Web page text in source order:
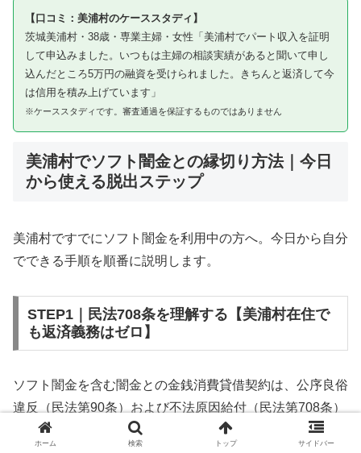
【口コミ：美浦村のケーススタディ】
茨城美浦村・38歳・専業主婦・女性「美浦村でパート収入を証明
して申込みました。いつもは主婦の相談実績があると聞いて申し
込んだところ5万円の融資を受けられました。きちんと返済して今
は信用を積み上げています」
※ケーススタディです。審査通過を保証するものではありません
美浦村でソフト闇金との縁切り方法｜今日
から使える脱出ステップ
美浦村ですでにソフト闇金を利用中の方へ。今日から自分
でできる手順を順番に説明します。
STEP1｜民法708条を理解する【美浦村在住で
も返済義務はゼロ】
ソフト闇金を含む闇金との金銭消費貸借契約は、公序良俗
違反（民法第90条）および不法原因給付（民法第708条）
に該当するため、法的には無効です。美浦村在住であって
ホーム 検索 トップ サイドバー